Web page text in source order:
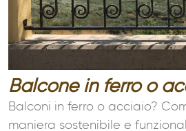
Balcone in ferro o
Balconi in ferro o acciaio?
maniera sostenibile e